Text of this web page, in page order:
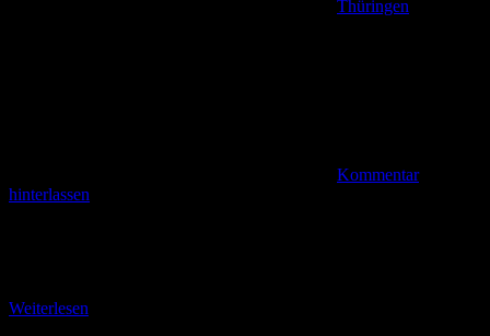
Thüringen
Kommentar
hinterlassen
Weiterlesen